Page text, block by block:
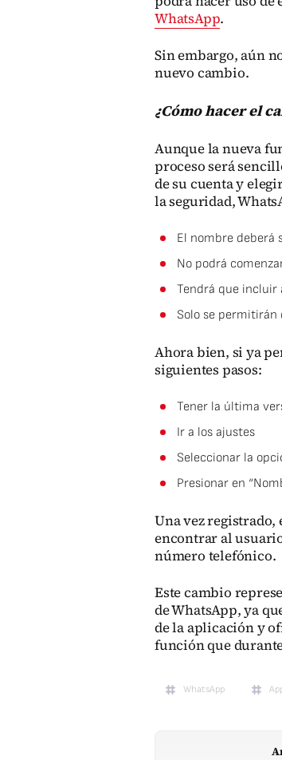
WhatsApp.
Sin embargo, aún
nuevo cambio.
¿Cómo hacer el
Aunque la nueva
proceso será
de su cuenta y
la seguridad,
El nombre deberá
No podrá
Tendrá que incluir
Solo se
Ahora bien, si ya
siguientes pasos:
Tener la última
Ir a los ajustes
Seleccionar la
Presionar en
Una vez
encontrar al
número telefónico.
Este cambio
de WhatsApp, ya
de la aplicación y
función que
WhatsApp